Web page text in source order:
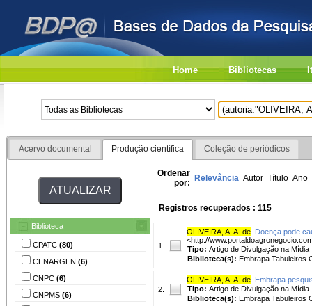
Home Bibliotecas
Acervo documental Produção científica Coleção de periódicos
Biblioteca
CPATC (80)
CENARGEN (6)
CNPC (6)
CNPMS (6)
Ordenar
por: Relevância Autor Título Ano
Registros recuperados : 115
1.
OLIVEIRA, A. A. de Doença pode
<http://
Tipo: Artigo de Divulgação na Mídia
Biblioteca(s): Embrapa Tabuleiros
2.
OLIVEIRA, A. A. de Embrapa
Tipo: Artigo de Divulgação na Mídia
Biblioteca(s): Embrapa Tabuleiros